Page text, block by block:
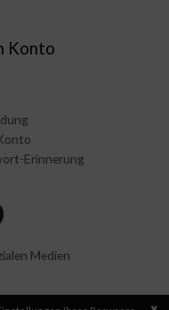
Konto
Erinnerung
Medien